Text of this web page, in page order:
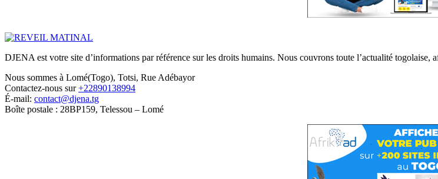
DJENA est votre site d’informations par référence sur les droits humains. Nous couvrons toute l’actualité togolaise,
Nous sommes à Lomé(Togo), Totsi, Rue Adébayor
Contactez-nous sur+22890138994
É-mail: contact@djena.tg
Boîte postale : 28BP159, Telessou – Lomé